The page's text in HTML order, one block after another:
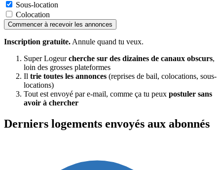
Sous-location
Colocation
Commencer à recevoir les annonces
Inscription gratuite. Annule quand tu veux.
Super Logeurcherche sur des dizaines de canaux obscurs,
loin des grosses plateformes
Il trie toutes les annonces (reprises de bail, colocations, sous-
locations)
Tout est envoyé par e-mail, comme ça tu peux postuler sans
avoir à chercher
Derniers logements envoyés aux abonnés